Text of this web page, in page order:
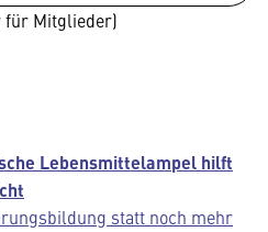
für Mitglieder)
Lebensmittelampel hilft
statt noch mehr